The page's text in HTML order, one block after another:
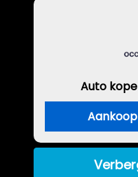
Auto